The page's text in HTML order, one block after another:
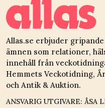
Allas.se erbjuder
ämnen som relationer,
innehåll från
Hemmets Veckotidning,
och Antik & Auktion.
ANSVARIG UTGIVARE: ÅSA